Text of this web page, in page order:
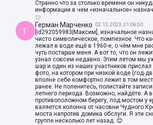
Странно что за столько времени он
информации в чем «изначальное»
Г
Герман Марченко 02.12.2023, 21:06:50
[id292059983|Максим], изначальное
чисто символическое, помпезное. Что
лежал в воде ещё в 1960-е, о чём мне
чуть постарше меня. А вот то, что он
узнал совсем недавно. Этим летом мы
шар и один из наших участников
фото, на котором при низкой воде (год-
вполне себе комфортно лежит в том
ранее. Не поленитесь, полистайте
летнего периода. Возможно, найдёте. А
противоположном берегу, под мостом у
валяется колонна от часовни Чудного
моста напротив домика обслуги. Я эти
группе несколько лет назад. 😊